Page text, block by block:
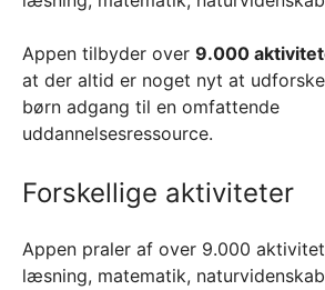
Appen tilbyder over 9.000
at der altid er noget nyt at
børn adgang til en omfattende
uddannelsesressource.
Forskellige aktiviteter
Appen praler af over 9.000
læsning, matematik,